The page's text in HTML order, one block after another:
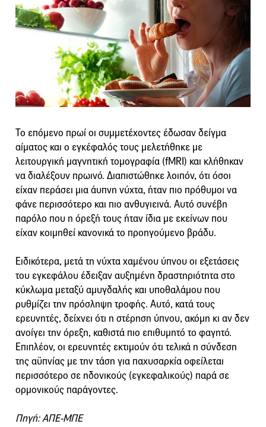
Το επόμενο πρωί οι συμμετέχοντες έδωσαν δείγμα
αίματος και ο εγκέφαλός τους μελετήθηκε με
λειτουργική μαγνητική τομογραφία (fMRI) και κλήθηκαν
να διαλέξουν πρωινό. Διαπιστώθηκε λοιπόν, ότι όσοι
είχαν περάσει μια άυπνη νύχτα, ήταν πιο πρόθυμοι να
φάνε περισσότερο και πιο ανθυγιεινά. Αυτό συνέβη
παρόλο που η όρεξή τους ήταν ίδια με εκείνων που
είχαν κοιμηθεί κανονικά το προηγούμενο βράδυ.
Ειδικότερα, μετά τη νύχτα χαμένου ύπνου οι εξετάσεις
του εγκεφάλου έδειξαν αυξημένη δραστηριότητα στο
κύκλωμα μεταξύ αμυγδαλής και υποθαλάμου που
ρυθμίζει την πρόσληψη τροφής. Αυτό, κατά τους
ερευνητές, δείχνει ότι η στέρηση ύπνου, ακόμη κι αν δεν
ανοίγει την όρεξη, καθιστά πιο επιθυμητό το φαγητό.
Επιπλέον, οι ερευνητές εκτιμούν ότι τελικά η σύνδεση
της αϋπνίας με την τάση για παχυσαρκία οφείλεται
περισσότερο σε ηδονικούς (εγκεφαλικούς) παρά σε
ορμονικούς παράγοντες.
Πηγή: ΑΠΕ-ΜΠΕ